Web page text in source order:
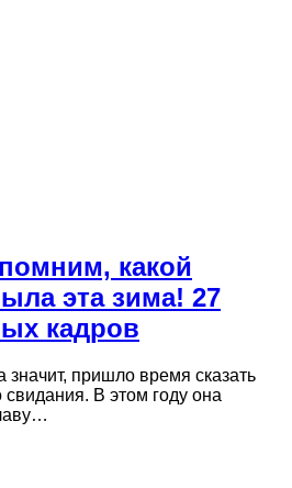
какой
эта зима! 27
кадров
значит, пришло время сказать
В этом году она